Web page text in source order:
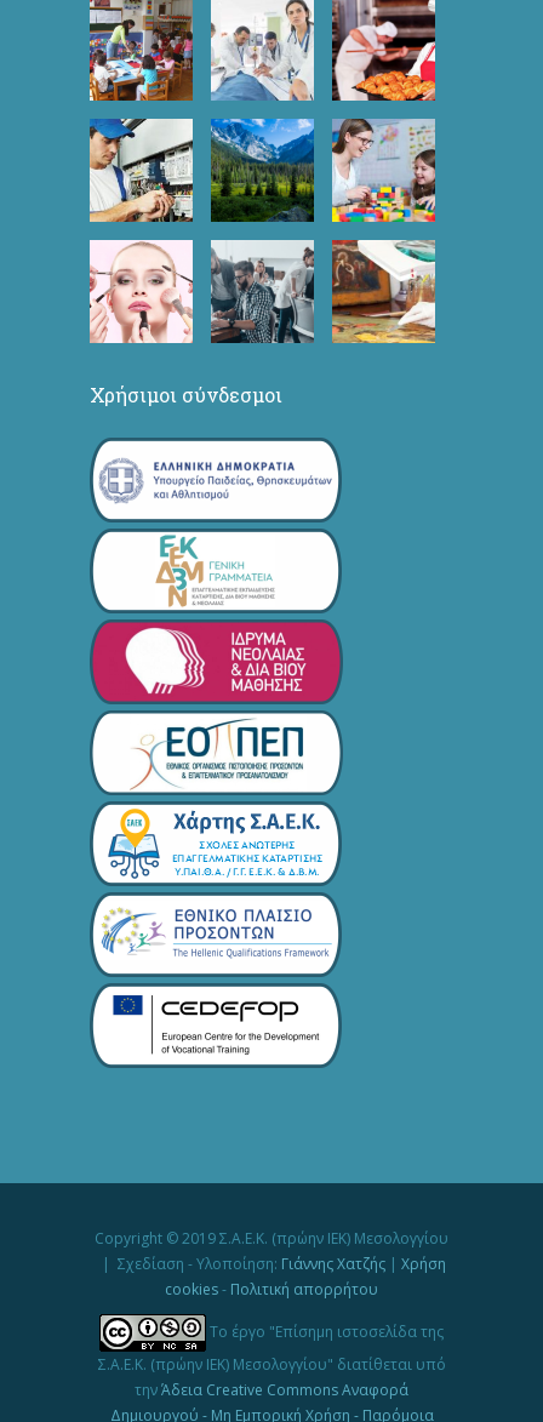
Χρήσιμοι σύνδεσμοι
Copyright © 2019 Σ.Α.Ε.Κ. (πρώην ΙΕΚ) Μεσολογγίου
| Σχεδίαση - Υλοποίηση: Γιάννης Χατζής| Χρήση
cookies- Πολιτική απορρήτου
Το έργο "Επίσημη ιστοσελίδα της
Σ.Α.Ε.Κ. (πρώην ΙΕΚ) Μεσολογγίου" διατίθεται υπό
τηνΆδεια Creative Commons Αναφορά
Δημιουργού - Μη Εμπορική Χρήση - Παρόμοια